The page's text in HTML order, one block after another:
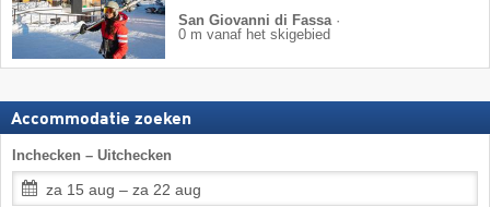
San Giovanni di Fassa·
0 m vanaf het skigebied
Accommodatie zoeken
Inchecken – Uitchecken
za 15 aug – za 22 aug